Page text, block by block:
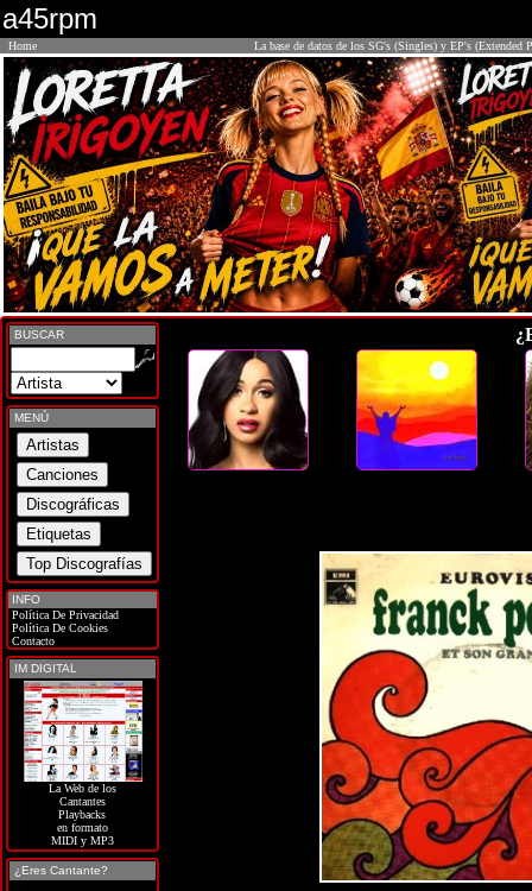
a45rpm
Home La base de datos de los SG's (Singles) y EP's (Extended
BUSCAR
MENÚ
INFO
Política De Privacidad
Política De Cookies
Contacto
IM DIGITAL
La Web de los
Cantantes
Playbacks
en formato
MIDI y MP3
¿Eres Cantante?